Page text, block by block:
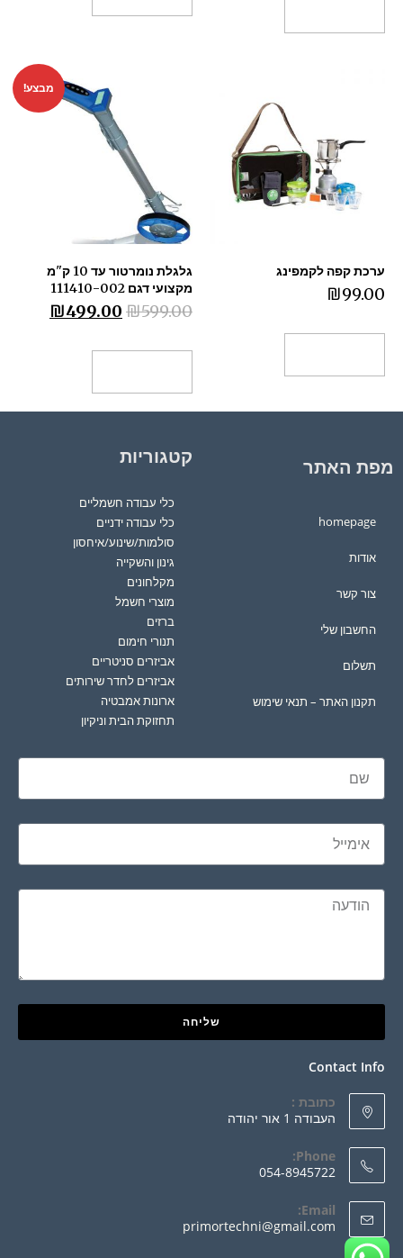
ערכת קפה לקמפינג
₪99.00
מבצע!
גלגלת נומרטור עד 10 ק"מ
מקצועי דגם 111410-002
₪599.00
₪499.00
מפת האתר
homepage
אודות
צור קשר
החשבון שלי
תשלום
תקנון האתר – תנאי שימוש
קטגוריות
כלי עבודה חשמליים
כלי עבודה ידניים
סולמות/שינוע/איחסון
גינון והשקייה
מקלחונים
מוצרי חשמל
ברזים
תנורי חימום
אביזרים סניטריים
אביזרים לחדר שירותים
ארונות אמבטיה
תחזוקת הבית וניקיון
שליחה
Contact Info
כתובת :
העבודה 1 אור יהודה
Phone:
054-8945722
Email:
primortechni@gmail.com